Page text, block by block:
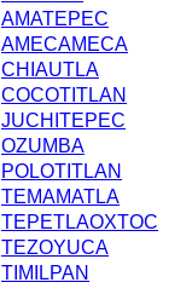
AMATEPEC
AMECAMECA
CHIAUTLA
COCOTITLAN
JUCHITEPEC
OZUMBA
POLOTITLAN
TEMAMATLA
TEPETLAOXTOC
TEZOYUCA
TIMILPAN